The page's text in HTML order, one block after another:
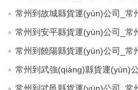
常州到故城縣貨運(yùn)公司_常
常州到安平縣貨運(yùn)公司_常
常州到饒陽縣貨運(yùn)公司_常
常州到武強(qiáng)縣貨運(yùn)
常州到武邑縣貨運(yùn)公司_常